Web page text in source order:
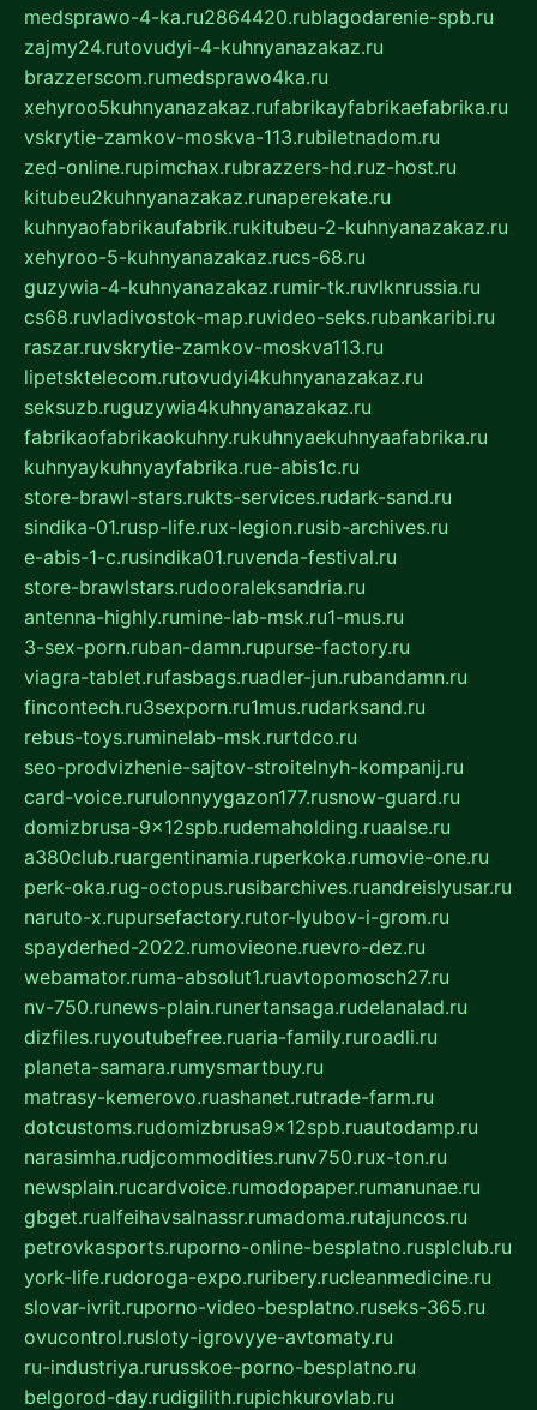
medsprawo-4-ka.ru2864420.rublagodarenie-spb.ru
zajmy24.rutovudyi-4-kuhnyanazakaz.ru
brazzerscom.rumedsprawo4ka.ru
xehyroo5kuhnyanazakaz.rufabrikayfabrikaefabrika.ru
vskrytie-zamkov-moskva-113.rubiletnadom.ru
zed-online.rupimchax.rubrazzers-hd.ruz-host.ru
kitubeu2kuhnyanazakaz.runaperekate.ru
kuhnyaofabrikaufabrik.rukitubeu-2-kuhnyanazakaz.ru
xehyroo-5-kuhnyanazakaz.rucs-68.ru
guzywia-4-kuhnyanazakaz.rumir-tk.ruvlknrussia.ru
cs68.ruvladivostok-map.ruvideo-seks.rubankaribi.ru
raszar.ruvskrytie-zamkov-moskva113.ru
lipetsktelecom.rutovudyi4kuhnyanazakaz.ru
seksuzb.ruguzywia4kuhnyanazakaz.ru
fabrikaofabrikaokuhny.rukuhnyaekuhnyaafabrika.ru
kuhnyaykuhnyayfabrika.rue-abis1c.ru
store-brawl-stars.rukts-services.rudark-sand.ru
sindika-01.rusp-life.rux-legion.rusib-archives.ru
e-abis-1-c.rusindika01.ruvenda-festival.ru
store-brawlstars.rudooraleksandria.ru
antenna-highly.rumine-lab-msk.ru1-mus.ru
3-sex-porn.ruban-damn.rupurse-factory.ru
viagra-tablet.rufasbags.ruadler-jun.rubandamn.ru
fincontech.ru3sexporn.ru1mus.rudarksand.ru
rebus-toys.ruminelab-msk.rurtdco.ru
seo-prodvizhenie-sajtov-stroitelnyh-kompanij.ru
card-voice.rurulonnyygazon177.rusnow-guard.ru
domizbrusa-9x12spb.rudemaholding.ruaalse.ru
a380club.ruargentinamia.ruperkoka.rumovie-one.ru
perk-oka.rug-octopus.rusibarchives.ruandreislyusar.ru
naruto-x.rupursefactory.rutor-lyubov-i-grom.ru
spayderhed-2022.rumovieone.ruevro-dez.ru
webamator.ruma-absolut1.ruavtopomosch27.ru
nv-750.runews-plain.runertansaga.rudelanalad.ru
dizfiles.ruyoutubefree.ruaria-family.ruroadli.ru
planeta-samara.rumysmartbuy.ru
matrasy-kemerovo.ruashanet.rutrade-farm.ru
dotcustoms.rudomizbrusa9x12spb.ruautodamp.ru
narasimha.rudjcommodities.runv750.rux-ton.ru
newsplain.rucardvoice.rumodopaper.rumanunae.ru
gbget.rualfeihavsalnassr.rumadoma.rutajuncos.ru
petrovkasports.ruporno-online-besplatno.rusplclub.ru
york-life.rudoroga-expo.ruribery.rucleanmedicine.ru
slovar-ivrit.ruporno-video-besplatno.ruseks-365.ru
ovucontrol.rusloty-igrovyye-avtomaty.ru
ru-industriya.rurusskoe-porno-besplatno.ru
belgorod-day.rudigilith.rupichkurovlab.ru